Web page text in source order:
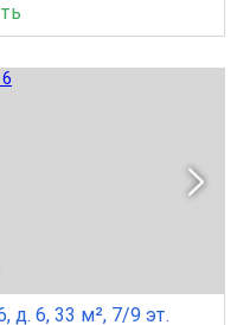
д. 6, 33 м², 7/9 эт.